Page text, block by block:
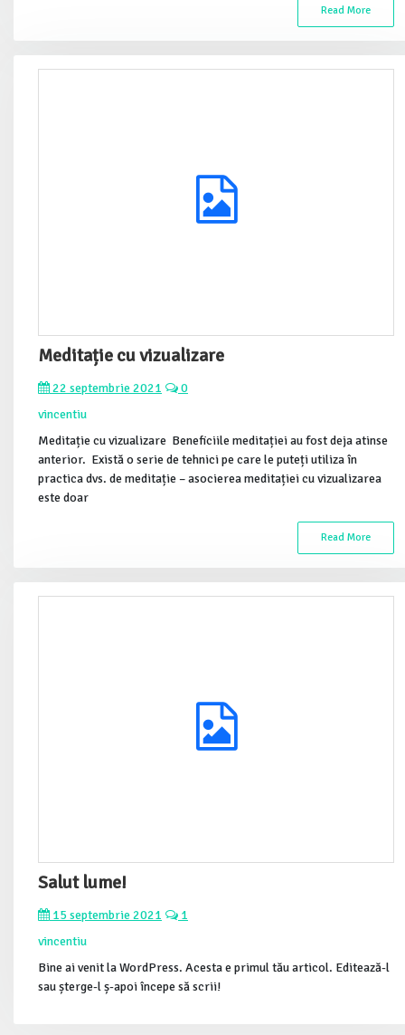
Read More
Meditație cu vizualizare
22 septembrie 2021
0
vincentiu
Meditație cu vizualizare Beneficiile meditației au fost deja atinse
anterior. Există o serie de tehnici pe care le puteți utiliza în
practica dvs. de meditație – asocierea meditației cu vizualizarea
este doar
Read More
Salut lume!
15 septembrie 2021
1
vincentiu
Bine ai venit la WordPress. Acesta e primul tău articol. Editează-l
sau șterge-l ș-apoi începe să scrii!